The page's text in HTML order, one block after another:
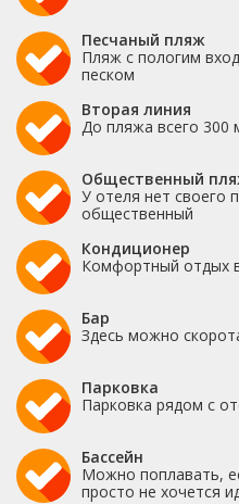
Песчаный пляж
Пляж с пологим
песком
Вторая линия
До пляжа всего 300
Общественный
У отеля нет своего
общественный
Кондиционер
Комфортный отдых
Бар
Здесь можно
Парковка
Парковка рядом с
Бассейн
Можно поплавать,
просто не хочется